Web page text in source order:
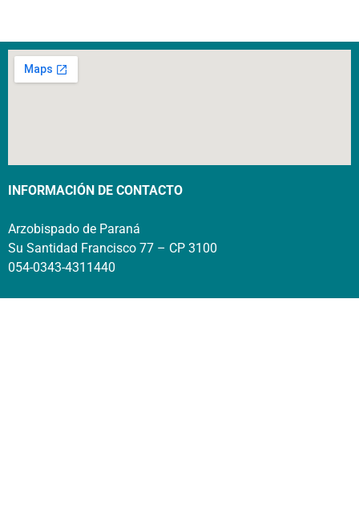
INFORMACIÓN DE CONTACTO
Arzobispado de Paraná
Su Santidad Francisco 77 – CP 3100
054-0343-4311440